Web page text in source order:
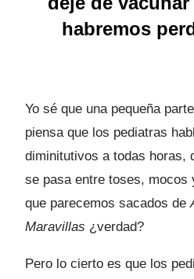
habremos
Yo sé que una pequeña
piensa que los pediatras
diminitutivos a todas horas,
se pasa entre toses,
que parecemos sacados de
Maravillas ¿verdad?
Pero lo cierto es que los